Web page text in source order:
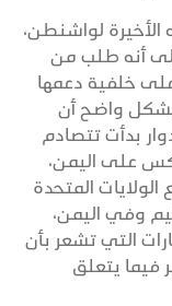
الأخيرة لواشنطن،
أنه طلب من
خلفية دعمها
واضح أن
بدأت تتصادم
على اليمن،
المتحدة
وفي اليمن،
التي تشعر بأن
فيما يتعلق